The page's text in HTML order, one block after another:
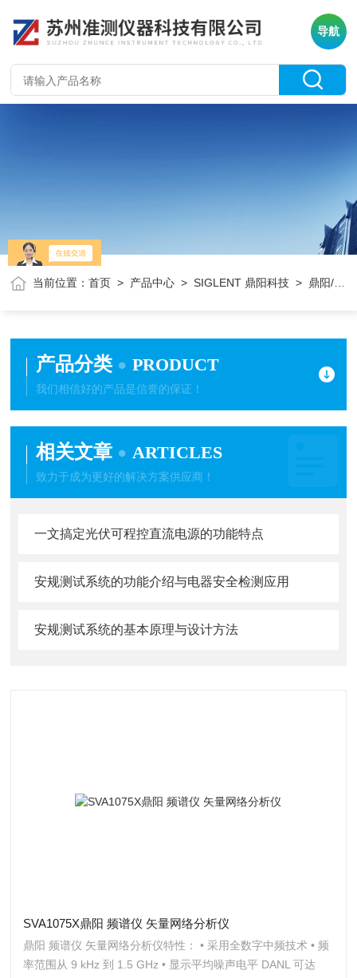
导航
当前位置：首页 > 产品中心 >SIGLENT 鼎阳科技 > 鼎阳/矢量网络分析仪
产品分类 PRODUCT
我们相信好的产品是信誉的保证！
相关文章 ARTICLES
致力于成为更好的解决方案供应商！
一文搞定光伏可程控直流电源的功能特点
安规测试系统的功能介绍与电器安全检测应用
安规测试系统的基本原理与设计方法
SVA1075X鼎阳 频谱仪 矢量网络分析仪
鼎阳 频谱仪 矢量网络分析仪特性： • 采用全数字中频技术 • 频
率范围从 9 kHz 到 1.5 GHz • 显示平均噪声电平 DANL 可达